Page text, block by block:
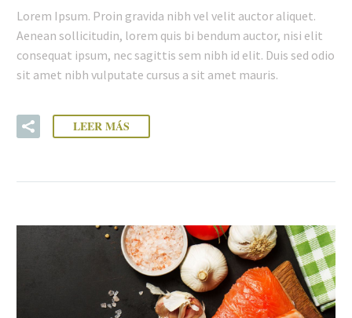
Lorem Ipsum. Proin gravida nibh vel velit auctor aliquet.
Aenean sollicitudin, lorem quis bi bendum auctor, nisi elit
consequat ipsum, nec sagittis sem nibh id elit. Duis sed odio
sit amet nibh vulputate cursus a sit amet mauris.
LEER MÁS